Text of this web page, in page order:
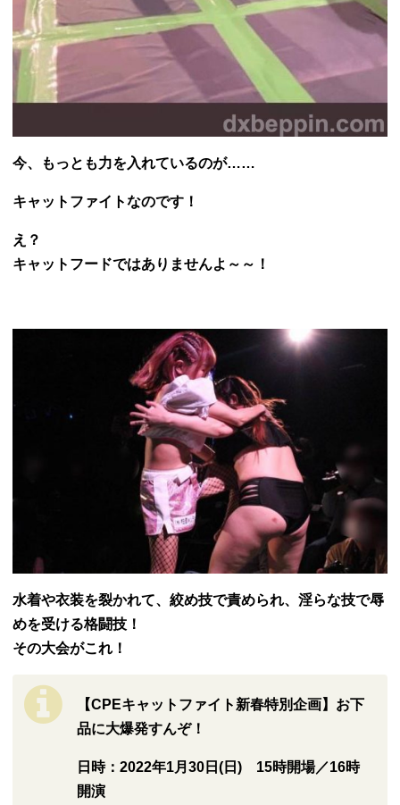
今、もっとも力を入れているのが……
キャットファイトなのです！
え？
キャットフードではありませんよ～～！
水着や衣装を裂かれて、絞め技で責められ、淫らな技で辱
めを受ける格闘技！
その大会がこれ！
【CPEキャットファイト新春特別企画】 お下
品に大爆発すんぞ！
日時：2022年1月30日(日) 15時開場／16時
開演